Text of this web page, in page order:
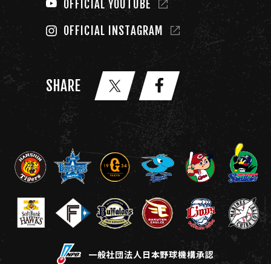
OFFICIAL YOUTUBE
OFFICIAL INSTAGRAM
SHARE
一般社団法人日本野球機構承認